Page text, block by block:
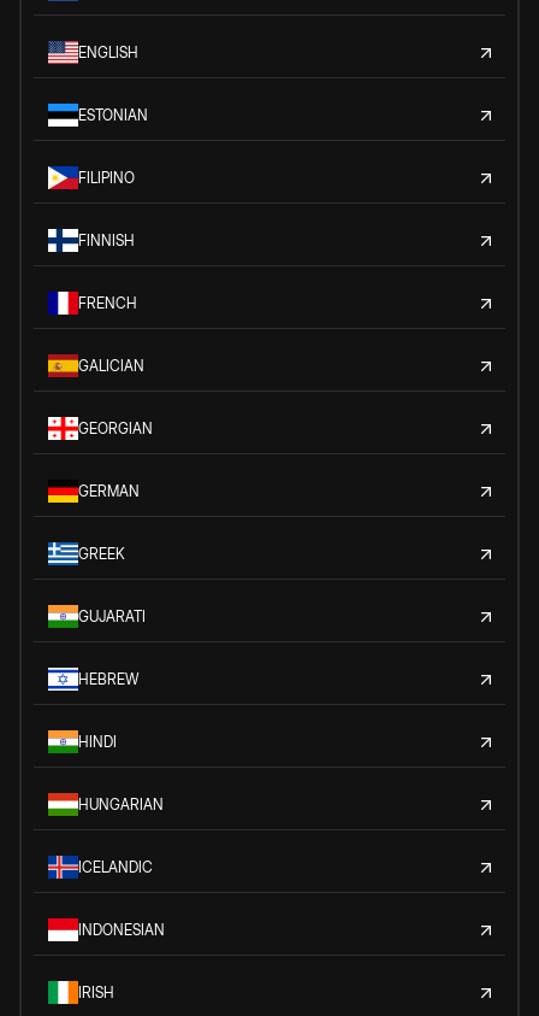
ENGLISH
ESTONIAN
FILIPINO
FINNISH
FRENCH
GALICIAN
GEORGIAN
GERMAN
GREEK
GUJARATI
HEBREW
HINDI
HUNGARIAN
ICELANDIC
INDONESIAN
IRISH